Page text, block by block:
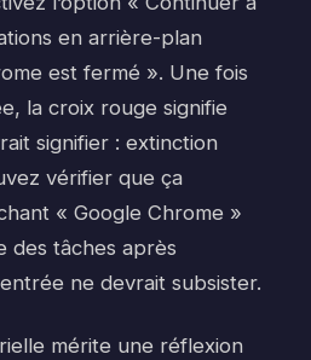
en arrière-plan
est fermé ». Une fois
la croix rouge signifie
signifier : extinction
vérifier que ça
« Google Chrome »
des tâches après
ne devrait subsister.
mérite une réflexion